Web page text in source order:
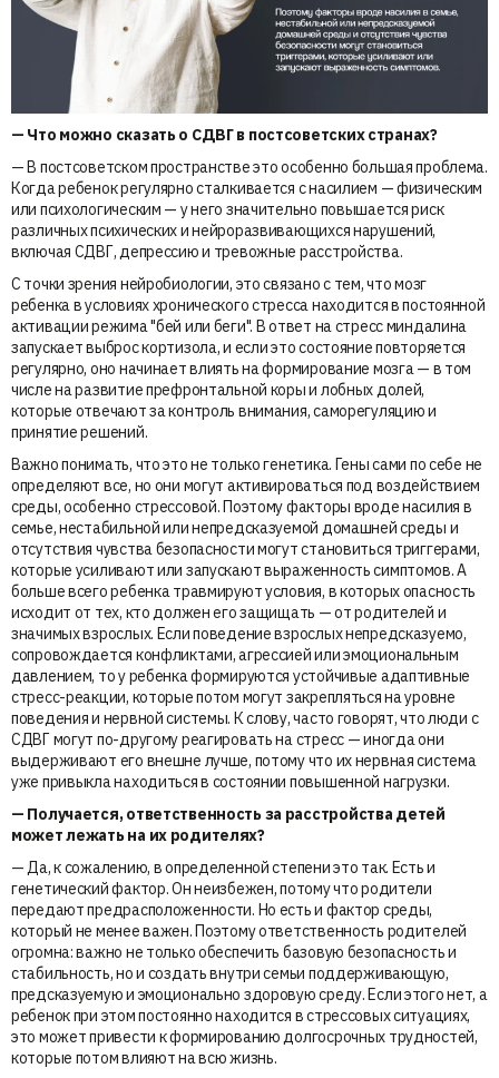
— Что можно сказать о СДВГ в постсоветских странах?
— В постсоветском пространстве это особенно большая проблема.
Когда ребенок регулярно сталкивается с насилием — физическим
или психологическим — у него значительно повышается риск
различных психических и нейроразвивающихся нарушений,
включая СДВГ, депрессию и тревожные расстройства.
С точки зрения нейробиологии, это связано с тем, что мозг
ребенка в условиях хронического стресса находится в постоянной
активации режима "бей или беги". В ответ на стресс миндалина
запускает выброс кортизола, и если это состояние повторяется
регулярно, оно начинает влиять на формирование мозга — в том
числе на развитие префронтальной коры и лобных долей,
которые отвечают за контроль внимания, саморегуляцию и
принятие решений.
Важно понимать, что это не только генетика. Гены сами по себе не
определяют все, но они могут активироваться под воздействием
среды, особенно стрессовой. Поэтому факторы вроде насилия в
семье, нестабильной или непредсказуемой домашней среды и
отсутствия чувства безопасности могут становиться триггерами,
которые усиливают или запускают выраженность симптомов. А
больше всего ребенка травмируют условия, в которых опасность
исходит от тех, кто должен его защищать — от родителей и
значимых взрослых. Если поведение взрослых непредсказуемо,
сопровождается конфликтами, агрессией или эмоциональным
давлением, то у ребенка формируются устойчивые адаптивные
стресс-реакции, которые потом могут закрепляться на уровне
поведения и нервной системы. К слову, часто говорят, что люди с
СДВГ могут по-другому реагировать на стресс — иногда они
выдерживают его внешне лучше, потому что их нервная система
уже привыкла находиться в состоянии повышенной нагрузки.
— Получается, ответственность за расстройства детей
может лежать на их родителях?
— Да, к сожалению, в определенной степени это так. Есть и
генетический фактор. Он неизбежен, потому что родители
передают предрасположенности. Но есть и фактор среды,
который не менее важен. Поэтому ответственность родителей
огромна: важно не только обеспечить базовую безопасность и
стабильность, но и создать внутри семьи поддерживающую,
предсказуемую и эмоционально здоровую среду. Если этого нет, а
ребенок при этом постоянно находится в стрессовых ситуациях,
это может привести к формированию долгосрочных трудностей,
которые потом влияют на всю жизнь.